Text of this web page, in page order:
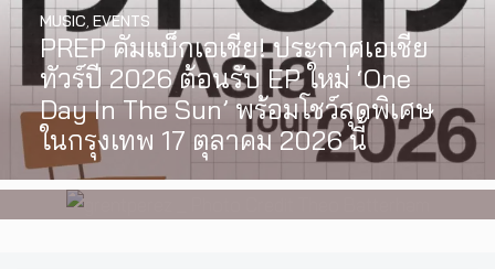
PREP คัมแบ็กเอเชีย! ประกาศเอเชีย
ทัวร์ปี 2026 ต้อนรับ EP ใหม่ ‘One
Day In The Sun’ พร้อมโชว์สุดพิเศษ
ในกรุงเทพ 17 ตุลาคม 2026 นี้
MUSIC EVENTS
[Exclusive Interview] grentperez
จากเด็กอายุ 12 ปีที่ร้องเพลงในห้อง
นอน สู่การแสดงคอนเสิร์ตต่อหน้าคน
นับหมื่น
INTERVIEW,MUSIC